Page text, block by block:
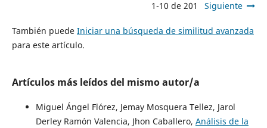
1-10 de 201 Siguiente
También puede Iniciar una búsqueda de similitud avanzada
para este artículo.
Artículos más leídos del mismo autor/a
Miguel Ángel Flórez, Jemay Mosquera Tellez, Jarol
Derley Ramón Valencia, Jhon Caballero, Análisis de la